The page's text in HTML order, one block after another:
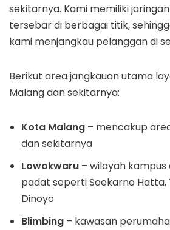
sekitarnya. Kami memiliki
tersebar di berbagai titik,
kami menjangkau pelanggan di
Berikut area jangkauan utama
Malang dan sekitarnya:
Kota Malang – mencakup
dan sekitarnya
Lowokwaru – wilayah
padat seperti Soekarno Hatta,
Dinoyo
Blimbing – kawasan